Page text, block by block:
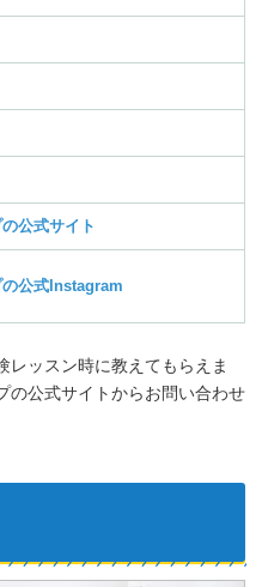
公式サイト
公式Instagram
レッスン時に教えてもらえま
の公式サイトからお問い合わせ